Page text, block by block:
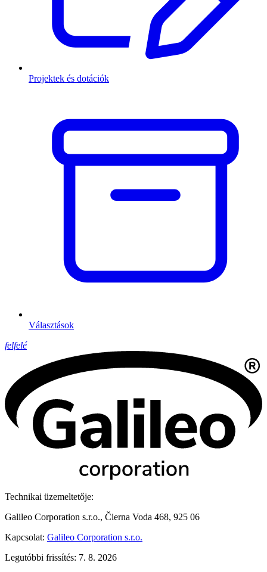
Projektek és dotációk
Választások
felfelé
Technikai üzemeltetője:
Galileo Corporation s.r.o., Čierna Voda 468, 925 06
Kapcsolat: Galileo Corporation s.r.o.
Legutóbbi frissítés: 7. 8. 2026